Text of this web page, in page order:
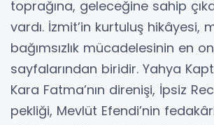
toprağına, geleceğine sahip
vardı. İzmit’in kurtuluş hikâyesi,
bağımsızlık mücadelesinin en
sayfalarından biridir. Yahya
Kara Fatma’nın direnişi, İpsiz
pekliği, Mevlüt Efendi’nin